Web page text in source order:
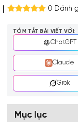
0 Đánh
TÓM TẮT BÀI VIẾT VỚI:
ChatGPT
Claude
Grok
Mục lục